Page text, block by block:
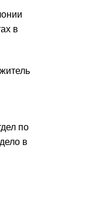
в
по
в